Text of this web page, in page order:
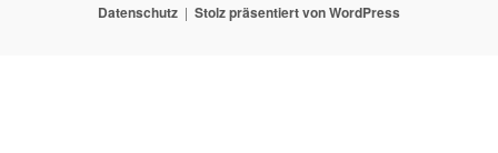
Datenschutz Stolz präsentiert von WordPress